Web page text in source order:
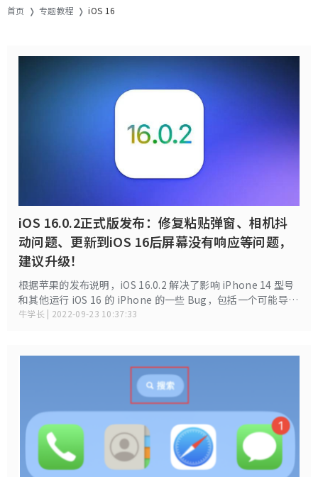
首页 专题教程 iOS 16
iOS 16.0.2正式版发布：修复粘贴弹窗、相机抖
动问题、更新到iOS 16后屏幕没有响应等问题，
建议升级！
根据苹果的发布说明，iOS 16.0.2 解决了影响 iPhone 14 型号
和其他运行 iOS 16 的 iPhone 的一些 Bug，包括一个可能导致
相机在第三方相机应用中出现抖动导致成像模糊的问题，修复
牛学长 | 2022-09-23 10:37:33